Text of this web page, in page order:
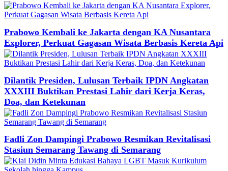
Prabowo Kembali ke Jakarta dengan KA Nusantara
Explorer, Perkuat Gagasan Wisata Berbasis Kereta Api
Dilantik Presiden, Lulusan Terbaik IPDN Angkatan
XXXIII Buktikan Prestasi Lahir dari Kerja Keras,
Doa, dan Ketekunan
Fadli Zon Dampingi Prabowo Resmikan Revitalisasi
Stasiun Semarang Tawang di Semarang